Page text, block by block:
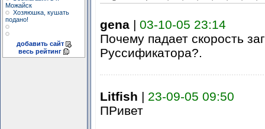
Можайск
Хозяюшка, кушать
подано!
добавить сайт
весь рейтинг
gena| 03-10-05 23:14
Почему падает скорость
Руссификатора?.
Litfish | 23-09-05 09:50
ПРивет